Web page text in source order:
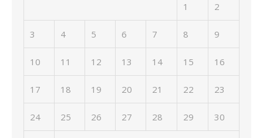
1 2
3 4 5 6 7 8 9
10 11 12 13 14 15 16
17 18 19 20 21 22 23
24 25 26 27 28 29 30